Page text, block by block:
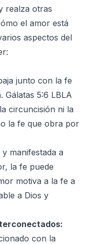
realza otras
el amor está
aspectos del
junto con la fe
5:6 LBLA
circuncisión ni la
la fe que obra por
manifestada a
la fe puede
motiva a la fe a
a Dios y
con la